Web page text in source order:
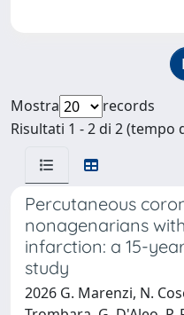
Mostra
records
Risultati 1 - 2 di 2 (tempo
Percutaneous
nonagenarians
infarction: a 15-
study
2026 G. Marenzi, N.